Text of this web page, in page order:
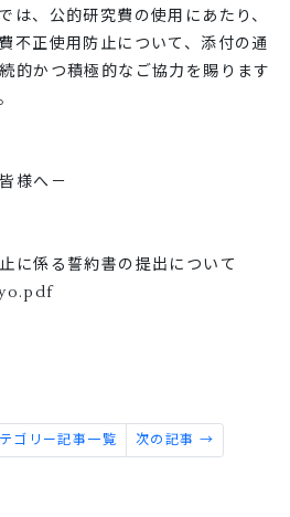
は、公的研究費の使用にあたり、
不正使用防止について、添付の通
的かつ積極的なご協力を賜ります
様へ－
係る誓約書の提出について
ゴリー記事一覧 次の記事 →